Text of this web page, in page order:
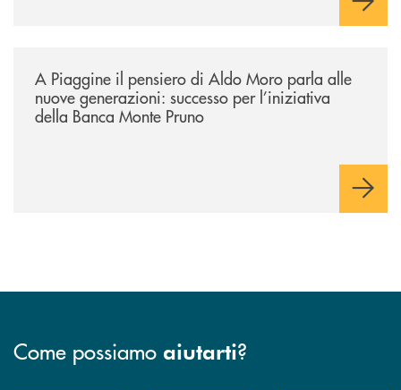
A Piaggine il pensiero di Aldo Moro parla alle
nuove generazioni: successo per l’iniziativa
della Banca Monte Pruno
Come possiamo aiutarti?